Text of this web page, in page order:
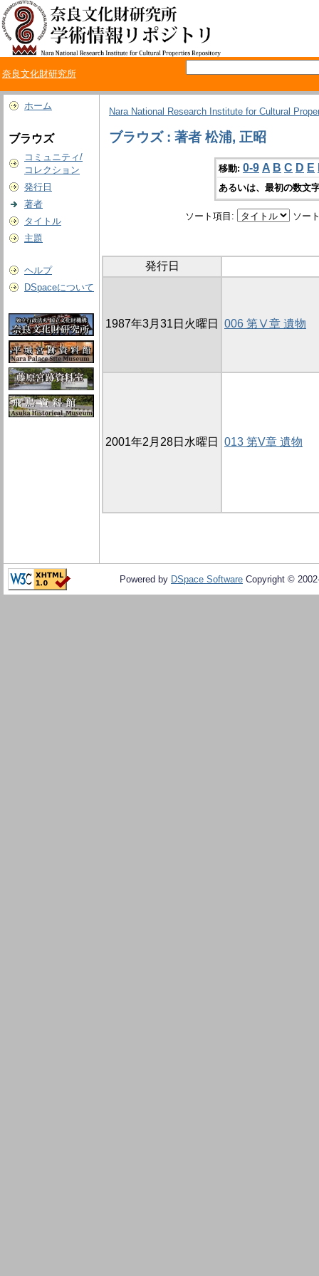
奈良文化財研究所
ホーム
ブラウズ
コミュニティ/
コレクション
発行日
著者
タイトル
主題
ヘルプ
DSpaceについて
Nara National Research Institute for Cultural
ブラウズ : 著者 松浦, 正昭
移動: 0-9 A B C D E
あるいは、最初の数文
ソート項目: ソー
発行日
1987年3月31日火曜日 006 第Ⅴ章 遺物
2001年2月28日水曜日 013 第V章 遺物
Powered by DSpace Software Copyright ©